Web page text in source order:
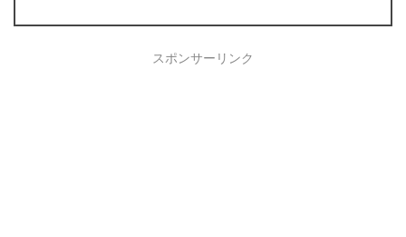
スポンサーリンク